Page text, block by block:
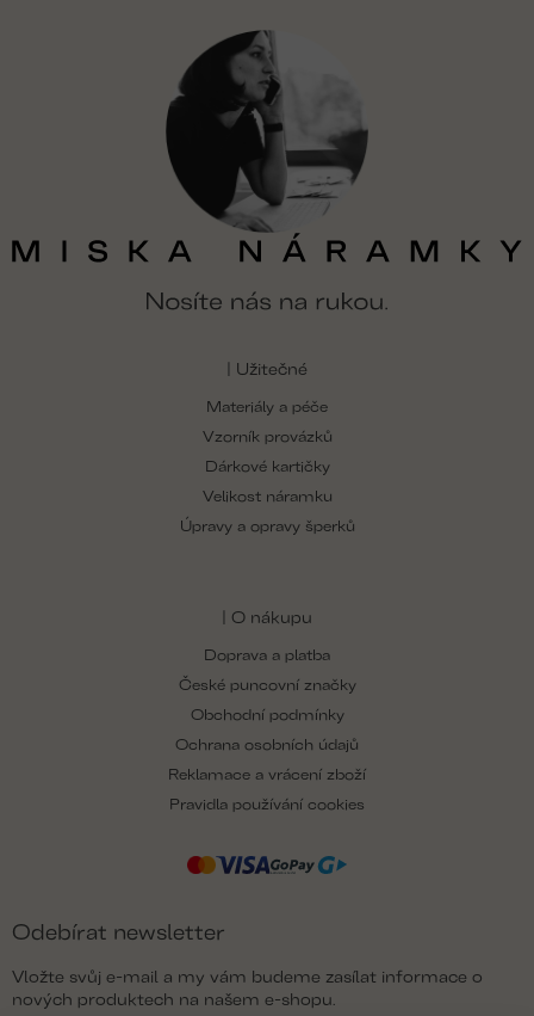
| Užitečné
Materiály a péče
Vzorník provázků
Dárkové kartičky
Velikost náramku
Úpravy a opravy šperků
| O nákupu
Doprava a platba
České puncovní značky
Obchodní podmínky
Ochrana osobních údajů
Reklamace a vrácení zboží
Pravidla používání cookies
Odebírat newsletter
Vložte svůj e-mail a my vám budeme zasílat informace o
nových produktech na našem e-shopu.